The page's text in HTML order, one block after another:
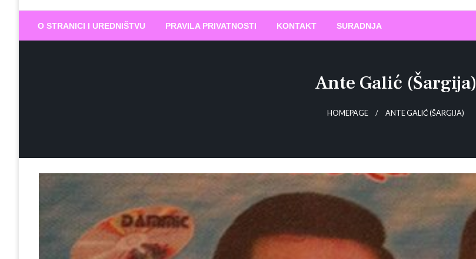
Biram DOBRO
O STRANICI I UREDNIŠTVU PRAVILA PRIVATNOSTI KONTAKT SURADNJA
Ante Galić (šargija)
HOMEPAGE ANTE GALIĆ (ŠARGIJA)